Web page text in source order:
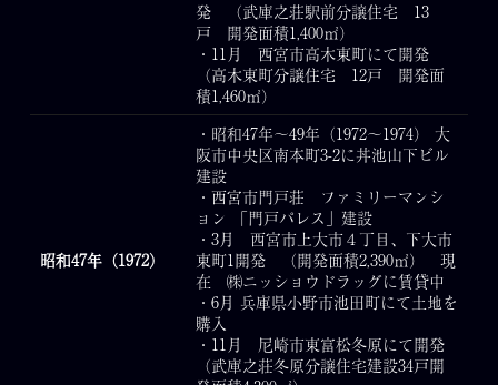
発 （武庫之荘駅前分譲住宅 13
戸 開発面積1,400㎡）
・11月 西宮市高木東町にて開発
（高木東町分譲住宅 12戸 開発面
積1,460㎡）
昭和47年（1972）
・昭和47年～49年（1972～1974） 大
阪市中央区南本町3-2に丼池山下ビル
建設
・西宮市門戸荘 ファミリーマンシ
ョン 「門戸パレス」建設
・3月 西宮市上大市４丁目、下大市
東町1開発 （開発面積2,390㎡） 現
在 ㈱ニッショウドラッグに賃貸中
・6月 兵庫県小野市池田町にて土地を
購入
・11月 尼崎市東富松冬原にて開発
（武庫之荘冬原分譲住宅建設34戸開